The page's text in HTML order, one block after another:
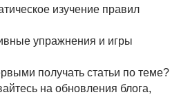
изучение правил
упражнения и игры
получать статьи по теме?
на обновления блога,